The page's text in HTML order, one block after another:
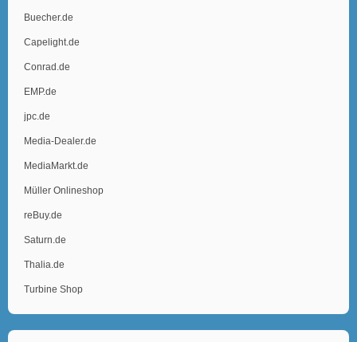
Buecher.de
Capelight.de
Conrad.de
EMP.de
jpc.de
Media-Dealer.de
MediaMarkt.de
Müller Onlineshop
reBuy.de
Saturn.de
Thalia.de
Turbine Shop